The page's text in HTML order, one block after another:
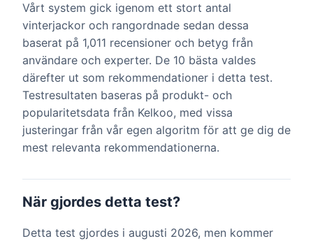
Vårt system gick igenom ett stort antal
vinterjackor och rangordnade sedan dessa
baserat på 1,011 recensioner och betyg från
användare och experter. De 10 bästa valdes
därefter ut som rekommendationer i detta test.
Testresultaten baseras på produkt- och
popularitetsdata från Kelkoo, med vissa
justeringar från vår egen algoritm för att ge dig de
mest relevanta rekommendationerna.
När gjordes detta test?
Detta test gjordes i augusti 2026, men kommer